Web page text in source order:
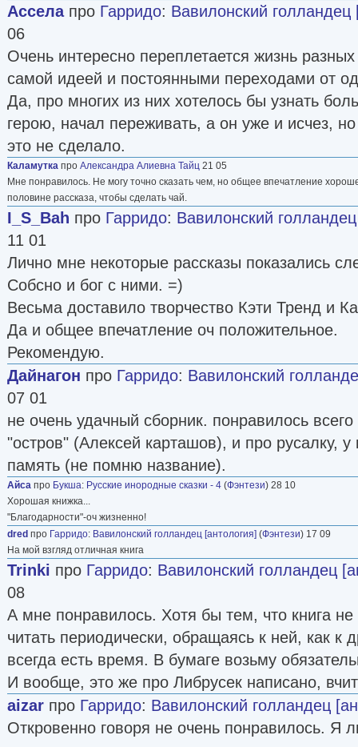
Асселапро Гарридо: Вавилонский голландец
06
Очень интересно переплетается жизнь
самой идеей и постоянными переходами от
Да, про многих из них хотелось бы узнать
герою, начал переживать, а он уже и исчез,
это не сделало.
Каламутка про Александра Алиевна Тайц 21 05
Мне понравилось. Не могу точно сказать чем, но общее впечатление
половине рассказа, чтобы сделать чай.
I_S_Bah про Гарридо: Вавилонский
11 01
Лично мне некоторые рассказы показались
Собсно и бог с ними. =)
Весьма доставило творчество Кэти Тренд и
Да и общее впечатление оч положительное.
Рекомендую.
Дайнагон про Гарридо: Вавилонский
07 01
не очень удачный сборник. понравилось всего
"остров" (Алексей карташов), и про русалку, у
память (не помню название).
Айса про Букша: Русские инородные сказки - 4 (Фэнтези) 28 10
Хорошая книжка...
"Благодарности"-оч жизненно!
dred про Гарридо: Вавилонский голландец [антология] (Фэнтези) 17 09
На мой взгляд отличная книга
Trinki про Гарридо: Вавилонский голландец
08
А мне понравилось. Хотя бы тем, что книга
читать периодически, обращаясь к ней, как к
всегда есть время. В бумаге возьму
И вообще, это же про Либрусек написано,
aizar про Гарридо: Вавилонский голландец
Откровенно говоря не очень понравилось. Я